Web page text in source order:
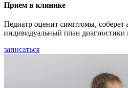
Прием в клинике
Педиатр оценит симптомы, соберет
индивидуальный план диагностики
записаться